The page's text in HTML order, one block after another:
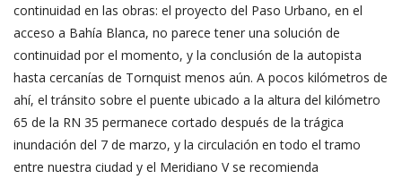
continuidad en las obras: el proyecto del Paso Urbano, en el
acceso a Bahía Blanca, no parece tener una solución de
continuidad por el momento, y la conclusión de la autopista
hasta cercanías de Tornquist menos aún. A pocos kilómetros de
ahí, el tránsito sobre el puente ubicado a la altura del kilómetro
65 de la RN 35 permanece cortado después de la trágica
inundación del 7 de marzo, y la circulación en todo el tramo
entre nuestra ciudad y el Meridiano V se recomienda